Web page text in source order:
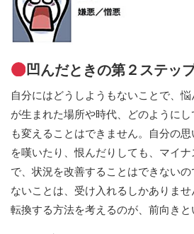
凹んだときの第２ステップ
自分にはどうしようもないことで、
が生まれた場所や時代、どのように
も変えることはできません。自分の
を嘆いたり、恨んだりしても、マイ
で、状況を改善することはできない
ないことは、受け入れるしかありま
転換する方法を考えるのが、前向きと